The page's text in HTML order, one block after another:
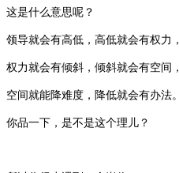
这是什么意思呢？
领导就会有高低，高低就会有权力，
权力就会有倾斜，倾斜就会有空间，
空间就能降难度，降低就会有办法。
你品一下，是不是这个理儿？